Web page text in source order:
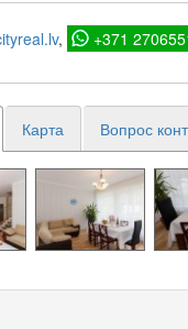
+371
Карта Вопрос